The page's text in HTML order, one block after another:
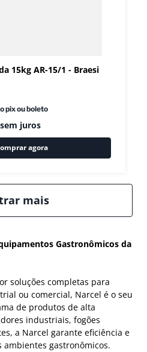
15kg AR-15/1 - Braesi
pix ou boleto
sem juros
agora
mais
Gastronômicos da
soluções completas para
ou comercial, Narcel é o seu
de produtos de alta
industriais, fogões
a Narcel garante eficiência e
gastronômicos.